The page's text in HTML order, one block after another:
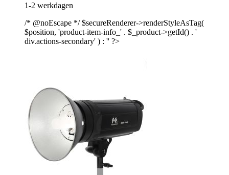
1-2 werkdagen
/* @noEscape */ $secureRenderer->renderStyleAsTag(
$position, 'product-item-info_' . $_product->getId() . '
div.actions-secondary' ) : '' ?>